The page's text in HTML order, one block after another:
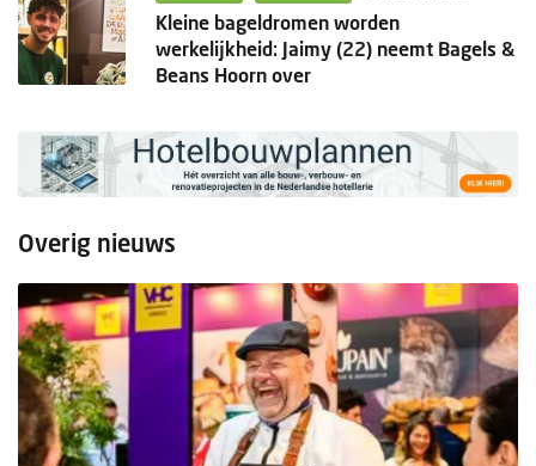
Kleine bageldromen worden
werkelijkheid: Jaimy (22) neemt Bagels &
Beans Hoorn over
Overig nieuws